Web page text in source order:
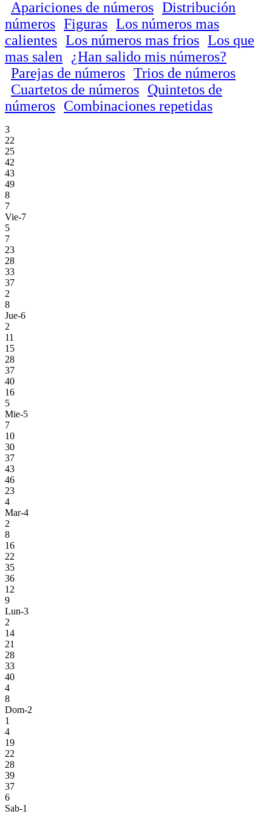
Apariciones de números Distribución
números Figuras Los números mas
calientes Los números mas frios Los que
mas salen
¿Han salido mis números?
Parejas de números Trios de números
Cuartetos de números Quintetos de
números Combinaciones repetidas
3
22
25
42
43
49
8
7
Vie-7
5
7
23
28
33
37
2
8
Jue-6
2
11
15
28
37
40
16
5
Mie-5
7
10
30
37
43
46
23
4
Mar-4
2
8
16
22
35
36
12
9
Lun-3
2
14
21
28
33
40
4
8
Dom-2
1
4
19
22
28
39
37
6
Sab-1